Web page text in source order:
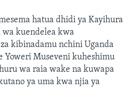
hatua dhidi ya Kayihura
wa kuendelea kwa
kibinadamu nchini Uganda
Yoweri Museveni kuheshimu
wa raia wake na kuwapa
ya uma kwa njia ya